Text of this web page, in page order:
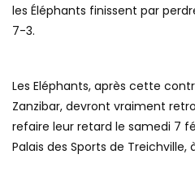
les Éléphants finissent par
7-3.
Les Eléphants, après cette
Zanzibar, devront vraiment
refaire leur retard le samedi 7
Palais des Sports de Treichville,